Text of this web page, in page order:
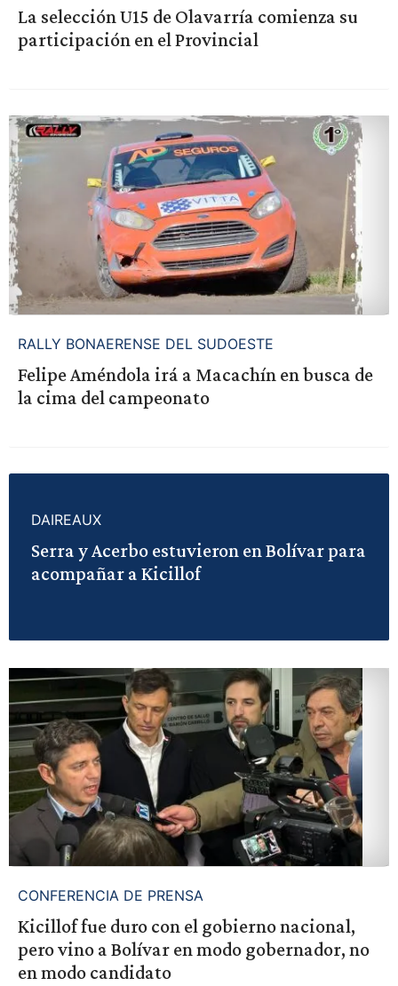
La selección U15 de Olavarría comienza su
participación en el Provincial
RALLY BONAERENSE DEL SUDOESTE
Felipe Améndola irá a Macachín en busca de
la cima del campeonato
DAIREAUX
Serra y Acerbo estuvieron en Bolívar para
acompañar a Kicillof
CONFERENCIA DE PRENSA
Kicillof fue duro con el gobierno nacional,
pero vino a Bolívar en modo gobernador, no
en modo candidato